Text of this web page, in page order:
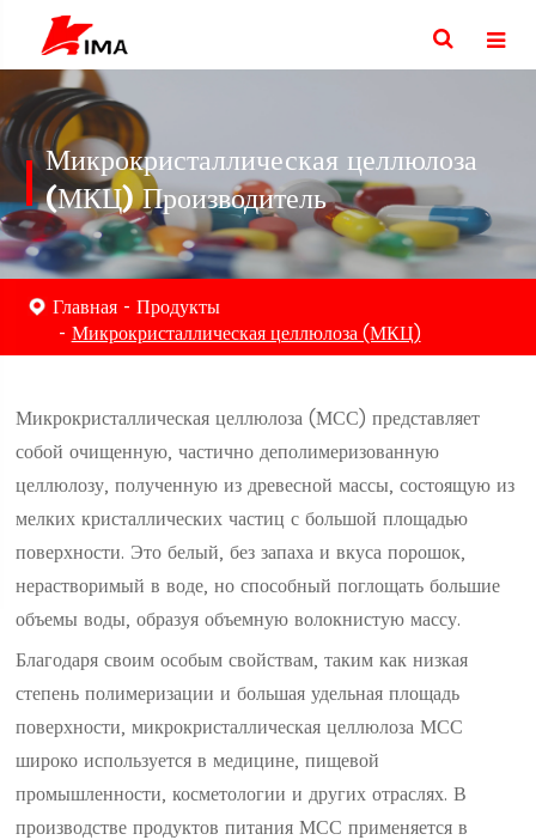
Микрокристаллическая целлюлоза
(МКЦ) Производитель
Главная
Продукты
Микрокристаллическая целлюлоза (МКЦ)
Микрокристаллическая целлюлоза (МСС) представляет
собой очищенную, частично деполимеризованную
целлюлозу, полученную из древесной массы, состоящую из
мелких кристаллических частиц с большой площадью
поверхности. Это белый, без запаха и вкуса порошок,
нерастворимый в воде, но способный поглощать большие
объемы воды, образуя объемную волокнистую массу.
Благодаря своим особым свойствам, таким как низкая
степень полимеризации и большая удельная площадь
поверхности, микрокристаллическая целлюлоза МСС
широко используется в медицине, пищевой
промышленности, косметологии и других отраслях. В
производстве продуктов питания МСС применяется в